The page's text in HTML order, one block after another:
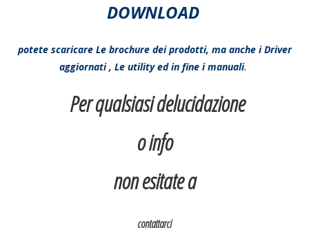
DOWNLOAD
potete scaricare Le brochure dei prodotti, ma anche i Driver
aggiornati , Le utility ed in fine i manuali.
Per qualsiasi delucidazione
o info
non esitate a
contattarci